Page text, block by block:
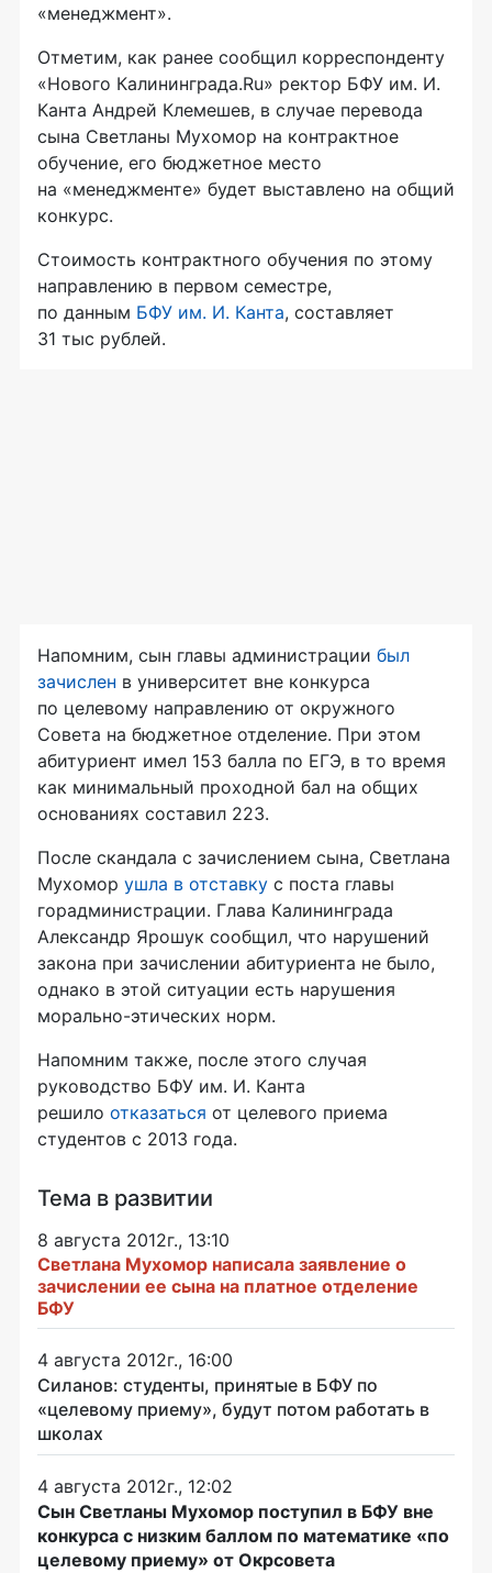
«менеджмент».
Отметим, как ранее сообщил корреспонденту
«Нового Калининграда.Ru» ректор БФУ им. И.
Канта Андрей Клемешев, в случае перевода
сына Светланы Мухомор на контрактное
обучение, его бюджетное место
на «менеджменте» будет выставлено на общий
конкурс.
Стоимость контрактного обучения по этому
направлению в первом семестре,
по данным БФУ им. И. Канта, составляет
31 тыс рублей.
Напомним, сын главы администрации был
зачислен в университет вне конкурса
по целевому направлению от окружного
Совета на бюджетное отделение. При этом
абитуриент имел 153 балла по ЕГЭ, в то время
как минимальный проходной бал на общих
основаниях составил 223.
После скандала с зачислением сына, Светлана
Мухомор ушла в отставку с поста главы
горадминистрации. Глава Калининграда
Александр Ярошук сообщил, что нарушений
закона при зачислении абитуриента не было,
однако в этой ситуации есть нарушения
морально-этических норм.
Напомним также, после этого случая
руководство БФУ им. И. Канта
решило отказаться от целевого приема
студентов с 2013 года.
Тема в развитии
8 августа 2012г., 13:10
Светлана Мухомор написала заявление о
зачислении ее сына на платное отделение
БФУ
4 августа 2012г., 16:00
Силанов: студенты, принятые в БФУ по
«целевому приему», будут потом работать в
школах
4 августа 2012г., 12:02
Сын Светланы Мухомор поступил в БФУ вне
конкурса с низким баллом по математике «по
целевому приему» от Окрсовета